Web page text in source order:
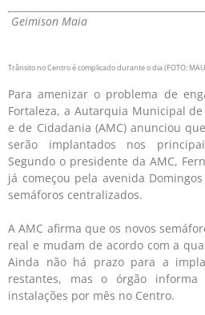
Geimison Maia
Trânsito no Centro é complicado durante o dia (FOTO:
Para amenizar o problema de
Fortaleza, a Autarquia Municipal
e de Cidadania (AMC) anunciou
serão implantados nos
Segundo o presidente da AMC,
já começou pela avenida
semáforos centralizados.
A AMC afirma que os novos
real e mudam de acordo com a
Ainda não há prazo para a
restantes, mas o órgão
instalações por mês no Centro.